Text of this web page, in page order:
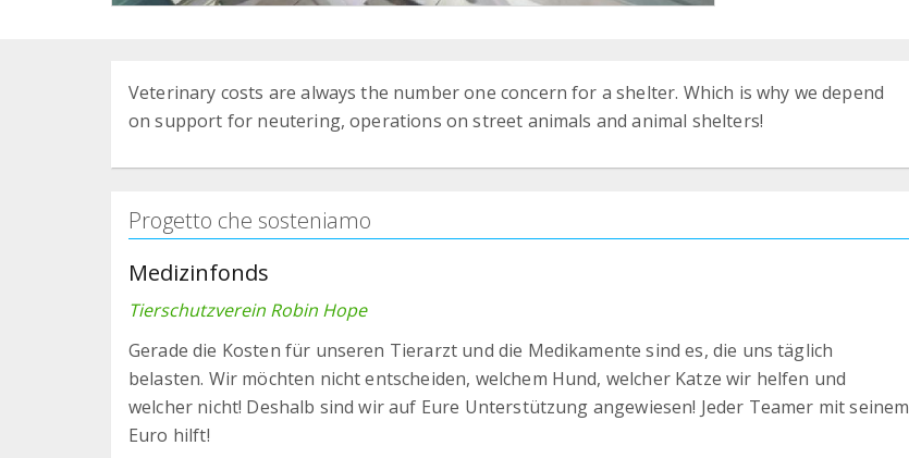
Veterinary costs are always the number one concern for a shelter. Which is why we depend
on support for neutering, operations on street animals and animal shelters!
Progetto che sosteniamo
Medizinfonds
Tierschutzverein Robin Hope
Gerade die Kosten für unseren Tierarzt und die Medikamente sind es, die uns täglich
belasten. Wir möchten nicht entscheiden, welchem Hund, welcher Katze wir helfen und
welcher nicht! Deshalb sind wir auf Eure Unterstützung angewiesen! Jeder Teamer mit seinem
Euro hilft!